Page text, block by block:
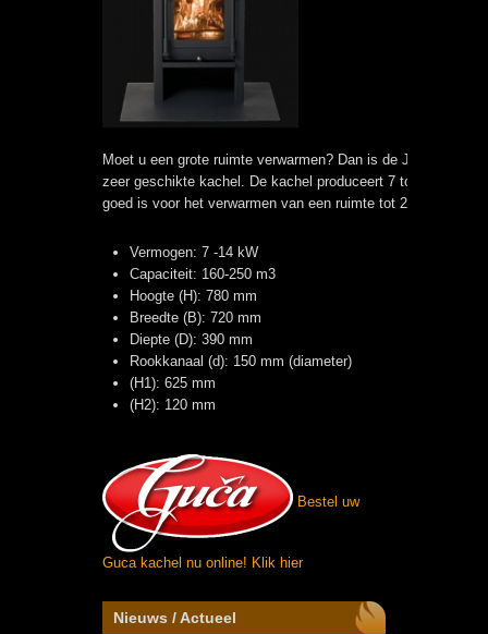
Moet u een grote ruimte verwarmen? Dan is de Jacobus 12
zeer geschikte kachel. De kachel produceert 7 tot 14 kW wat
goed is voor het verwarmen van een ruimte tot 250 m3.
Vermogen: 7 -14 kW
Capaciteit: 160-250 m3
Hoogte (H): 780 mm
Breedte (B): 720 mm
Diepte (D): 390 mm
Rookkanaal (d): 150 mm (diameter)
(H1): 625 mm
(H2): 120 mm
Bestel uw
Guca kachel nu online! Klik hier
Nieuws / Actueel